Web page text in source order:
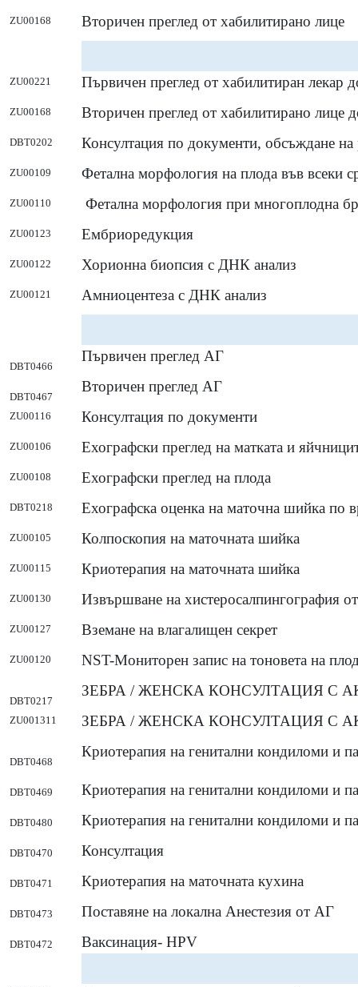
ZU00168 Вторичен преглед от хабилитирано лице
ZU00221 Първичен преглед от хабилитиран лекар
ZU00168 Вторичен преглед от хабилитирано лице
DBT0202 Консултация по документи, обсъждане
ZU00109 Фетална морфология на плода във всеки
ZU00110 Фетална морфология при многоплодна
ZU00123 Ембриоредукция
ZU00122 Хорионна биопсия с ДНК анализ
ZU00121 Амниоцентеза с ДНК анализ
DBT0466
Първичен преглед АГ
DBT0467
Вторичен преглед АГ
ZU00116 Консултация по документи
ZU00106 Ехографски преглед на матката и
ZU00108 Ехографски преглед на плода
DBT0218 Ехографска оценка на маточна шийка по
ZU00105 Колпоскопия на маточната шийка
ZU00115 Криотерапия на маточната шийка
ZU00130 Извършване на хистеросалпингография
ZU00127 Вземане на влагалищен секрет
ZU00120 NST-Мониторен запис на тоновета на
DBT0217
ЗЕБРА / ЖЕНСКА КОНСУЛТАЦИЯ С
ZU001311 ЗЕБРА / ЖЕНСКА КОНСУЛТАЦИЯ С
DBT0468
Криотерапия на генитални кондиломи и
DBT0469 Криотерапия на генитални кондиломи и
DBT0480 Криотерапия на генитални кондиломи и
DBT0470 Консултация
DBT0471 Криотерапия на маточната кухина
DBT0473 Поставяне на локална Анестезия от АГ
DBT0472 Ваксинация- HPV